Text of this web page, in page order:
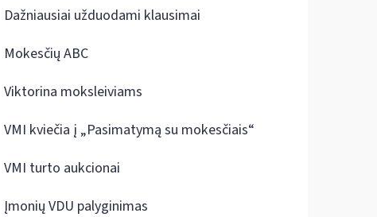
Dažniausiai užduodami klausimai
Mokesčių ABC
Viktorina moksleiviams
VMI kviečia į „Pasimatymą su mokesčiais“
VMI turto aukcionai
Įmonių VDU palyginimas